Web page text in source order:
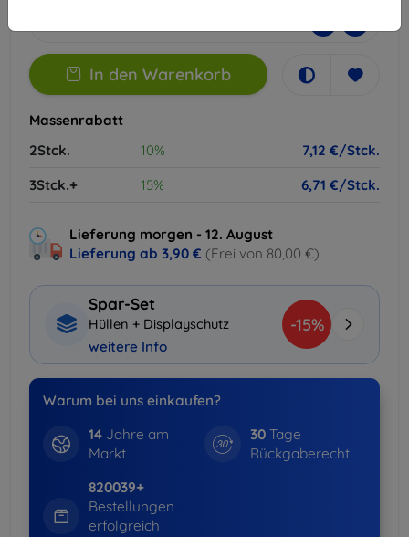
In den Warenkorb
Massenrabatt
2Stck.
10%
7,12 €/Stck.
3Stck.+
15% 6,71 €/Stck.
Lieferung morgen - 12. August
Lieferung ab 3,90 € (Frei von 80,00 €)
Spar-Set
Hüllen + Displayschutz
weitere Info
-15%
Warum bei uns einkaufen?
14Jahre am
Markt
30 Tage
Rückgaberecht
820039+
Bestellungen
erfolgreich